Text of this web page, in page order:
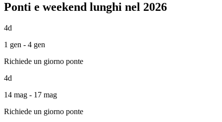
Ponti e weekend lunghi nel 2026
4d
1 gen - 4 gen
Richiede un giorno ponte
4d
14 mag - 17 mag
Richiede un giorno ponte